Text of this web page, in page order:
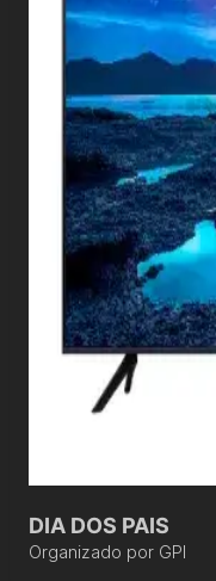
DIA DOS PAIS
Organizado por GPI